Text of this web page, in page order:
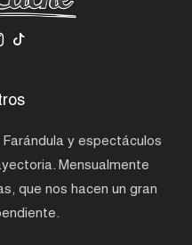
y espectáculos
Mensualmente
que nos hacen un gran